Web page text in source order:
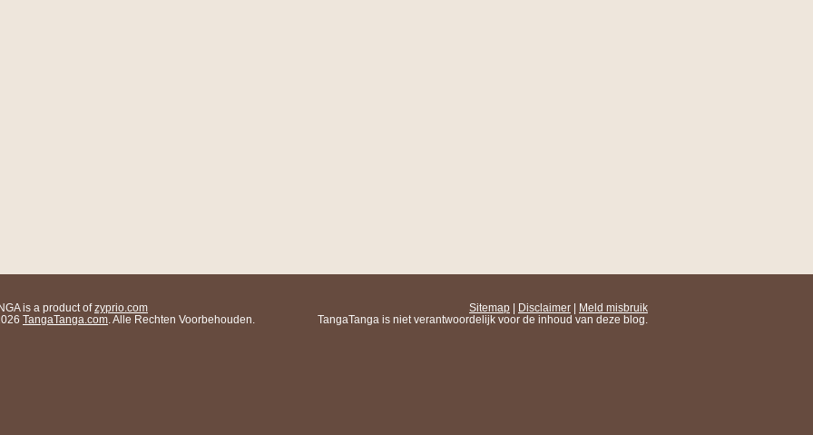
is a product ofzyprio.com
TangaTanga.com . Alle Rechten Voorbehouden.
Sitemap | Disclaimer | Meld misbruik
TangaTanga is niet verantwoordelijk voor de inhoud van deze blog.